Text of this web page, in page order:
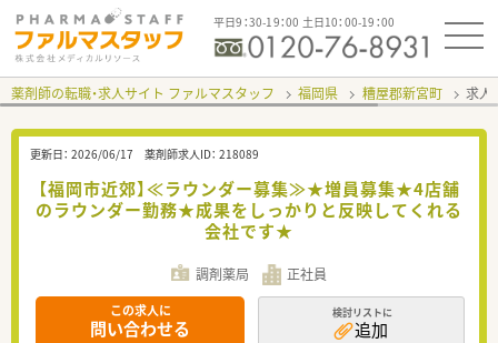
平日9：30-19：00 土日10：00-19：00
薬剤師の転職・求人サイト ファルマスタッフ 福岡県 糟屋郡新宮町 求人
更新日： 2026/06/17 薬剤師求人ID： 218089
【福岡市近郊】≪ラウンダー募集≫★増員募集★4店舗
のラウンダー勤務★成果をしっかりと反映してくれる
会社です★
調剤薬局 正社員
この求人に
問い合わせる
検討リストに
追加